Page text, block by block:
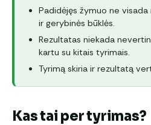
Padidėjęs žymuo ne visada
ir gerybinės būklės.
Rezultatas niekada
kartu su kitais tyrimais.
Tyrimą skiria ir rezultatą
Kas tai per tyrimas?